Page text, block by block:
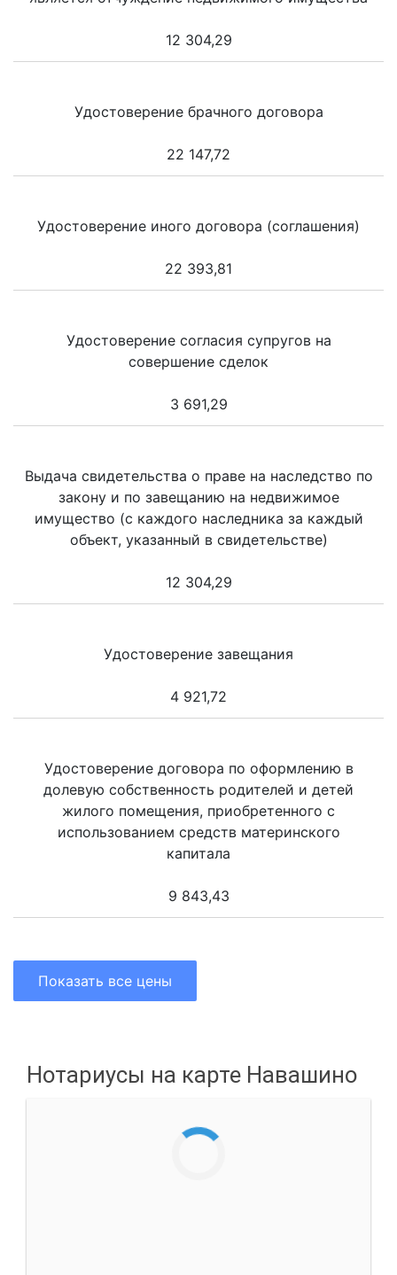
12 304,29
Удостоверение брачного договора
22 147,72
Удостоверение иного договора (соглашения)
22 393,81
Удостоверение согласия супругов на
совершение сделок
3 691,29
Выдача свидетельства о праве на наследство по
закону и по завещанию на недвижимое
имущество (с каждого наследника за каждый
объект, указанный в свидетельстве)
12 304,29
Удостоверение завещания
4 921,72
Удостоверение договора по оформлению в
долевую собственность родителей и детей
жилого помещения, приобретенного с
использованием средств материнского
капитала
9 843,43
Показать все цены
Нотариусы на карте Навашино